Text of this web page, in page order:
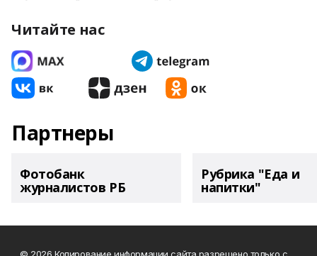
Читайте нас
Партнеры
Фотобанк
журналистов РБ
Рубрика "Еда и
напитки"